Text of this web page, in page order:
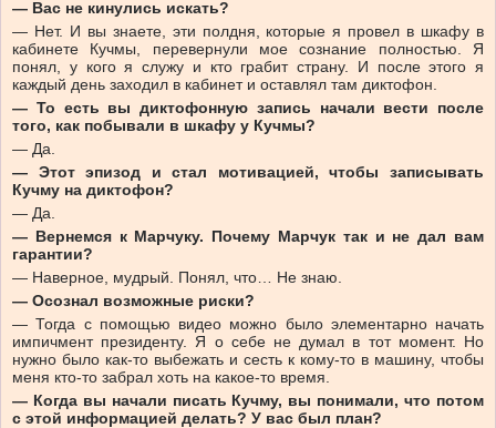
— Вас не кинулись искать?
— Нет. И вы знаете, эти полдня, которые я провел в шкафу в
кабинете Кучмы, перевернули мое сознание полностью. Я
понял, у кого я служу и кто грабит страну. И после этого я
каждый день заходил в кабинет и оставлял там диктофон.
— То есть вы диктофонную запись начали вести после
того, как побывали в шкафу у Кучмы?
— Да.
— Этот эпизод и стал мотивацией, чтобы записывать
Кучму на диктофон?
— Да.
— Вернемся к Марчуку. Почему Марчук так и не дал вам
гарантии?
— Наверное, мудрый. Понял, что… Не знаю.
— Осознал возможные риски?
— Тогда с помощью видео можно было элементарно начать
импичмент президенту. Я о себе не думал в тот момент. Но
нужно было как-то выбежать и сесть к кому-то в машину, чтобы
меня кто-то забрал хоть на какое-то время.
— Когда вы начали писать Кучму, вы понимали, что потом
с этой информацией делать? У вас был план?